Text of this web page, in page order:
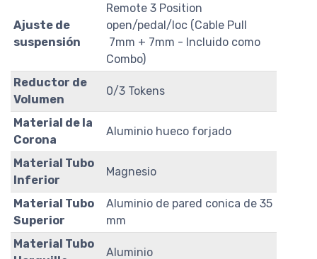
Ajuste de
suspensión
Remote 3 Position
open/pedal/loc (Cable Pull
7mm + 7mm - Incluido como
Combo)
Reductor de
Volumen
0/3 Tokens
Material de la
Corona
Aluminio hueco forjado
Material Tubo
Inferior
Magnesio
Material Tubo
Superior
Aluminio de pared conica de 35
mm
Material Tubo
Aluminio